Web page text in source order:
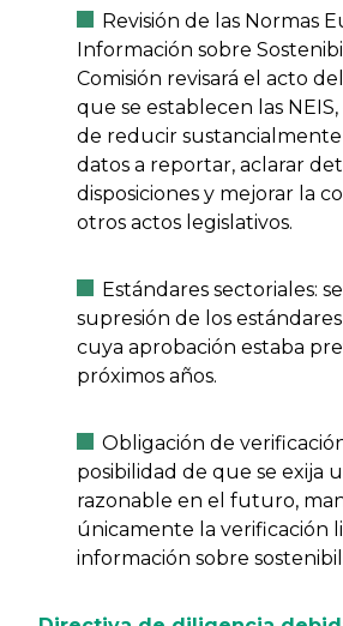
Revisión de las Normas
Información sobre
Comisión revisará el acto
que se establecen las
de reducir
datos a reportar, aclarar
disposiciones y mejorar la
otros actos legislativos.
Estándares sectoriales:
supresión de los
cuya aprobación estaba
próximos años.
Obligación de
posibilidad de que se exija
razonable en el futuro,
únicamente la verificación
información sobre